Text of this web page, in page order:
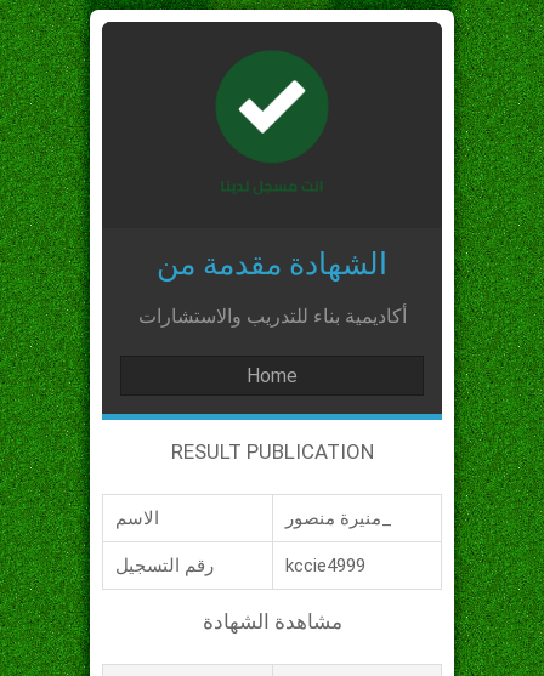
الشهادة مقدمة من
أكاديمية بناء للتدريب والاستشارات
Home
RESULT PUBLICATION
الاسم
رقم التسجيل kccie4999
مشاهدة الشهادة